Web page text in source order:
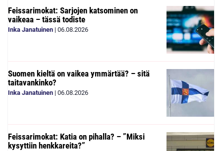
Feissarimokat: Sarjojen katsominen on
vaikeaa – tässä todiste
Inka Janatuinen | 06.08.2026
Suomen kieltä on vaikea ymmärtää? – sitä
taitavankinko?
Inka Janatuinen | 06.08.2026
Feissarimokat: Katia on pihalla? – ”Miksi
kysyttiin henkkareita?”